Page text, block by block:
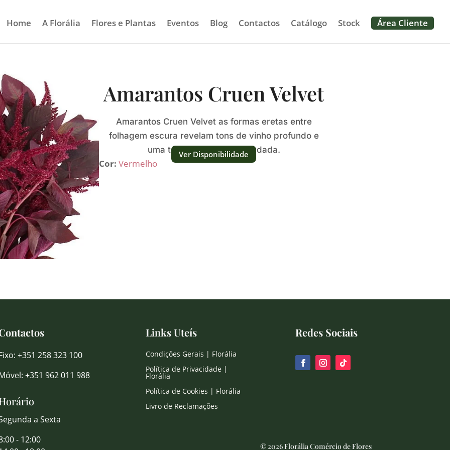
Home A Florália Flores e Plantas Eventos Blog Contactos Catálogo Stock Área Cliente
Amarantos Cruen Velvet
Amarantos Cruen Velvet as formas eretas entre
folhagem escura revelam tons de vinho profundo e
uma textura densa e aveludada.
Cor: Vermelho
Ver Disponibilidade
+351 258 323 100
+351 962 011 988
a Sexta
- 12:00
Links Uteís
Condições Gerais | Florália
Política de Privacidade |
Florália
Política de Cookies | Florália
Livro de Reclamações
Redes Sociais
© 2026 Florália Comércio de Flores